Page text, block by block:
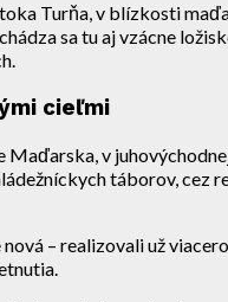
Turňa, v blízkosti
sa tu aj vzácne
cieľmi
Maďarska, v
táborov, cez
– realizovali už